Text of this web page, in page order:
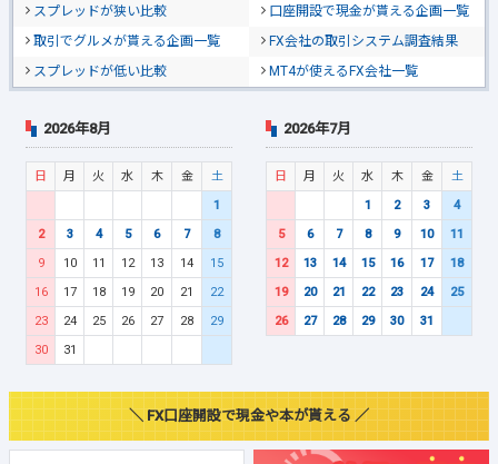
スプレッドが狭い比較
口座開設で現金が貰える企画一覧
取引でグルメが貰える企画一覧
FX会社の取引システム調査結果
スプレッドが低い比較
MT4が使えるFX会社一覧
2026年8月
日 月 火 水 木 金
土
1
2
3 4 5 6 7
8
9
10 11 12 13 14
15
16
17 18 19 20 21
22
23
24 25 26 27 28
29
30
31
2026年7月
日 月 火 水 木 金
土
1
2 3
4
5
6 7 8 9 10
11
12
13 14 15 16 17
18
19
20 21 22 23 24
25
26
27 28 29 30 31
＼ FX口座開設で現金や本が貰える ／